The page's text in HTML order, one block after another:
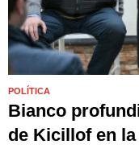
POLÍTICA
Bianco
de Kicillof en